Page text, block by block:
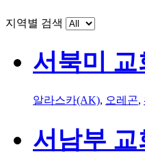
지역별 검색
서북미 교
알라스카(AK), 오레곤,
서남부 교